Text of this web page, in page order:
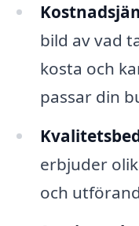
bild av vad
kosta och
passar din
erbjuder
och